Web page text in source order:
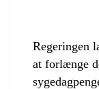
Regeringen
at forlænge